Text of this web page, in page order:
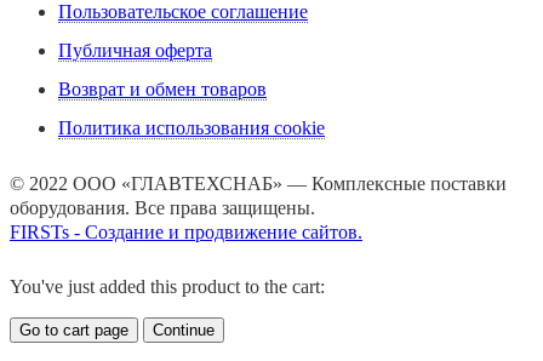
Пользовательское соглашение
Публичная оферта
Возврат и обмен товаров
Политика использования cookie
© 2022 ООО «ГЛАВТЕХСНАБ» — Комплексные поставки
оборудования. Все права защищены.
FIRSTs - Создание и продвижение сайтов.
You've just added this product to the cart:
Go to cart page Continue